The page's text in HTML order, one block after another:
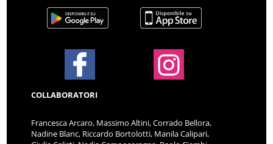
COLLABORATORI
Francesca Arcaro, Massimo Altini, Corrado Bellora,
Nadine Blanc, Riccardo Bortolotti, Manila Calipari,